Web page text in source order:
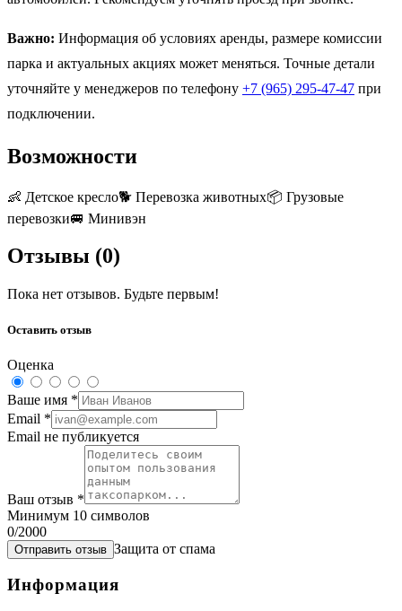
Важно: Информация об условиях аренды, размере комиссии
парка и актуальных акциях может меняться. Точные детали
уточняйте у менеджеров по телефону +7 (965) 295-47-47 при
подключении.
Возможности
👶 Детское кресло🐕 Перевозка животных📦 Грузовые
перевозки🚐 Минивэн
Отзывы (0)
Пока нет отзывов. Будьте первым!
Оставить отзыв
Оценка
Ваше имя *
Email *
Email не публикуется
Ваш отзыв *
Минимум 10 символов
0/2000
Отправить отзыв Защита от спама
Информация